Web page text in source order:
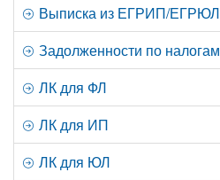
Выписка из ЕГРИП/ЕГРЮЛ
Задолженности по налогам
ЛК для ФЛ
ЛК для ИП
ЛК для ЮЛ